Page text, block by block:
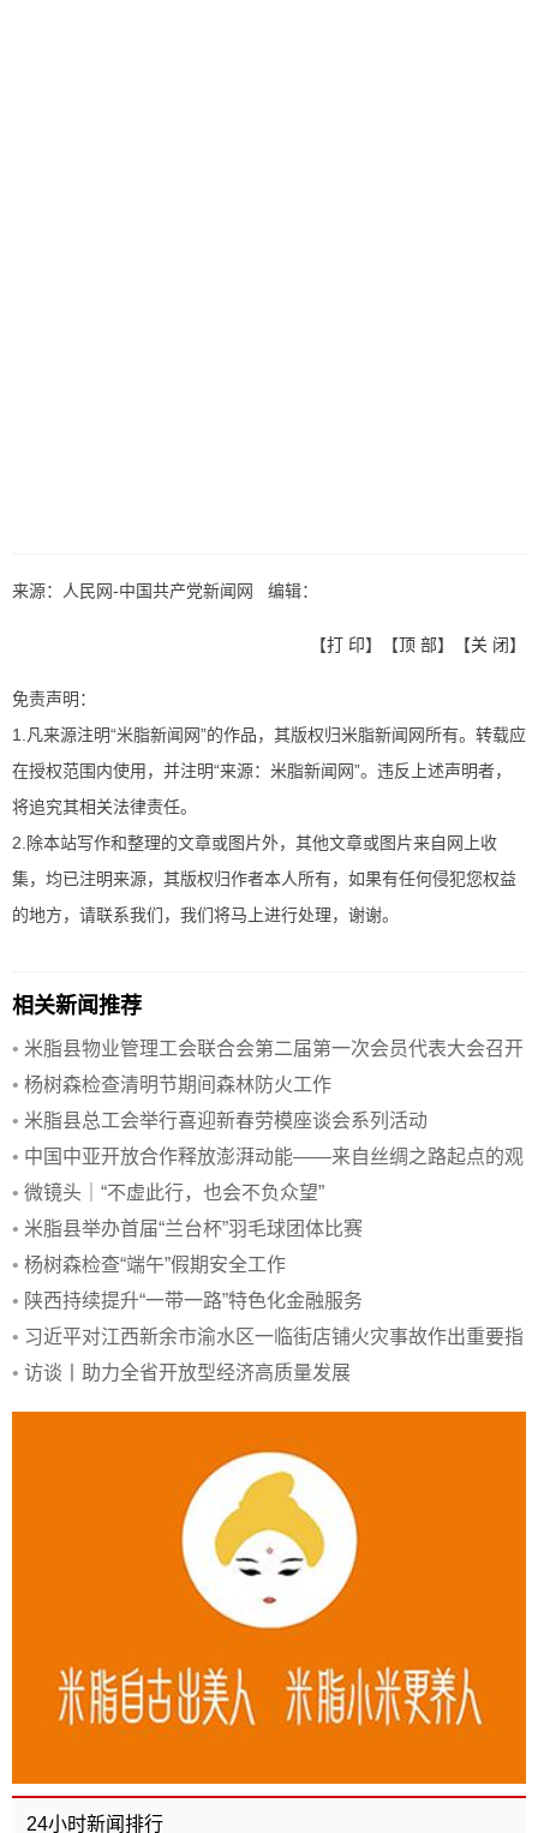
来源：人民网-中国共产党新闻网 编辑：
【打 印】【顶 部】【关 闭】
免责声明：
1.凡来源注明“米脂新闻网”的作品，其版权归米脂新闻网所有。转载应
在授权范围内使用，并注明“来源：米脂新闻网”。违反上述声明者，
将追究其相关法律责任。
2.除本站写作和整理的文章或图片外，其他文章或图片来自网上收
集，均已注明来源，其版权归作者本人所有，如果有任何侵犯您权益
的地方，请联系我们，我们将马上进行处理，谢谢。
相关新闻推荐
• 米脂县物业管理工会联合会第二届第一次会员代表大会召开
• 杨树森检查清明节期间森林防火工作
• 米脂县总工会举行喜迎新春劳模座谈会系列活动
• 中国中亚开放合作释放澎湃动能——来自丝绸之路起点的观
察
• 微镜头｜“不虚此行，也会不负众望”
• 米脂县举办首届“兰台杯”羽毛球团体比赛
• 杨树森检查“端午”假期安全工作
• 陕西持续提升“一带一路”特色化金融服务
• 习近平对江西新余市渝水区一临街店铺火灾事故作出重要指
示
• 访谈丨助力全省开放型经济高质量发展
24小时新闻排行